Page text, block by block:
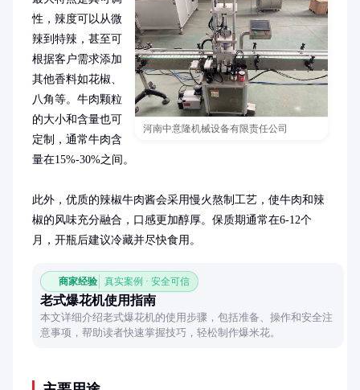
河南中意隆机械设备有限责任公司
性，辣度可以从微
辣到特辣，甚至可
根据客户需求添加
其他香料如花椒、
八角等。牛肉颗粒
的大小和含量也可
定制，通常牛肉含
量在15%-30%之间。
此外，优质的辣椒牛肉酱会采用慢火熬制工艺，使牛肉和辣
椒的风味充分融合，口感更加醇厚。保质期通常在6-12个
月，开瓶后建议冷藏并尽快食用。
商家经验 真实案例 · 安全可信
老式爆花机使用指南
本文详细介绍老式爆花机的使用步骤，包括准备、操作和安全注
意事项，帮助读者快速掌握技巧，轻松制作爆米花。